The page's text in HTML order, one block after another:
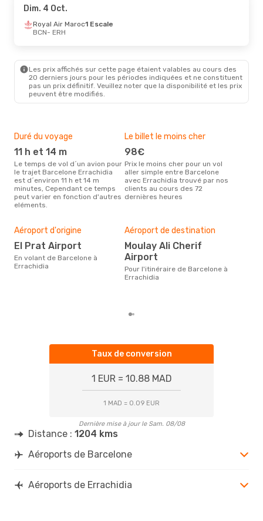
Royal Air Maroc
BCN- ERH
Royal Air Maroc1 Escale
ERH - BCN
Dim. 4 Oct.
Royal Air Maroc1 Escale
BCN- ERH
Les prix affichés sur cette page étaient valables au cours des
20 derniers jours pour les périodes indiquées et ne constituent
pas un prix définitif. Veuillez noter que la disponibilité et les prix
peuvent être modifiés.
Duré du voyage
11 h et 14 m
Le temps de vol d´un avion pour
le trajet Barcelone Errachidia
est d´environ 11 h et 14 m
minutes, Cependant ce temps
peut varier en fonction d'autres
eléments.
Le billet le moins cher
98€
Prix le moins cher pour un vol
aller simple entre Barcelone
avec Errachidia trouvé par nos
clients au cours des 72
dernières heures
Aéroport d'origine
El Prat Airport
En volant de Barcelone à
Errachidia
Aéroport de destination
Moulay Ali Cherif
Airport
Pour l'itinéraire de Barcelone à
Errachidia
Taux de conversion
1 EUR = 10.88 MAD
1 MAD = 0.09 EUR
Dernière mise à jour le Sam. 08/08
Distance : 1204 kms
Aéroports de Barcelone
Aéroports de Errachidia